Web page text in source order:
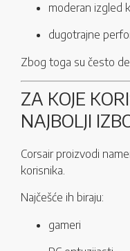
moderan izgled
dugotrajne
Zbog toga su često
ZA KOJE
NAJBOLJI
Corsair proizvodi
korisnika.
Najčešće ih biraju:
gameri